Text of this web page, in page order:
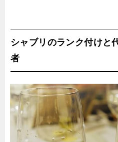
シャブリのランク付けと
者